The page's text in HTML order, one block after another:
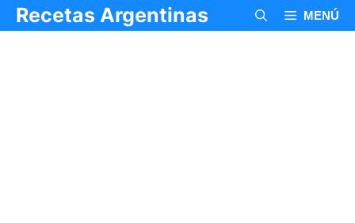
Saltar
al
Recetas Argentinas MENÚ